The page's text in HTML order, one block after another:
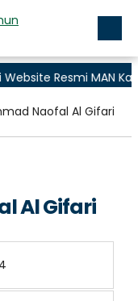
Resmi MAN
Naofal Al Gifari
Al Gifari